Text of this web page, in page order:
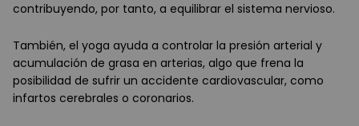
contribuyendo, por tanto, a equilibrar el sistema nervioso.
También, el yoga ayuda a controlar la presión arterial y
acumulación de grasa en arterias, algo que frena la
posibilidad de sufrir un accidente cardiovascular, como
infartos cerebrales o coronarios.